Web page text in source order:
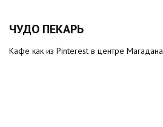
ЧУДО ПЕКАРЬ
Кафе как из Pinterest в центре Магадана